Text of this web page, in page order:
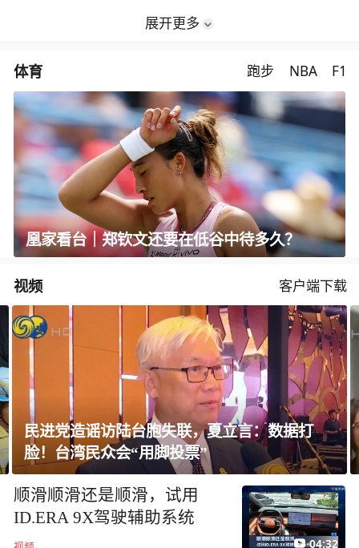
展开更多
体育 跑步 NBA F1
凰家看台｜郑钦文还要在低谷中待多久？
视频 客户端下载
进党造谣访陆台胞失联，夏立言：数据打
！台湾民众会“用脚投票”
美
顺滑顺滑还是顺滑，试用
ID.ERA 9X驾驶辅助系统
04:32